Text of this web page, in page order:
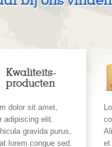
Kwaliteits-
producten
dolor sit amet,
adipiscing elit.
gravida purus,
lorem congue sed.
et